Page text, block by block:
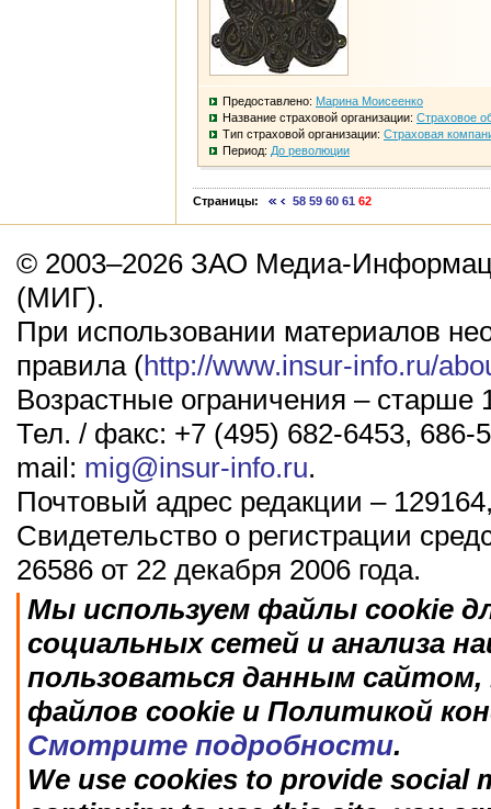
Предоставлено: Марина Моисеенко
Название страховой организации: Страховое
Тип страховой организации: Страховая
Период: До революции
Страницы: 58 59 60 61 62
© 2003–2026 ЗАО Медиа-
(МИГ).
При использовании материалов
правила (http://www.insur-info.ru/
Возрастные ограничения – старше
Тел. / факс: +7 (495) 682-6453, 686-
mail: mig@insur-info.ru.
Почтовый адрес редакции –
Свидетельство о регистрации
26586 от 22 декабря 2006 года.
Мы используем файлы cookie
социальных сетей и анализа
пользоваться данным
файлов cookie и Политикой
Смотрите подробности.
We use cookies to provide social